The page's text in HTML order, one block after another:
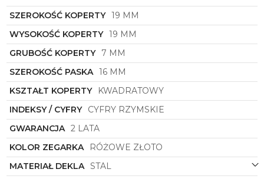
Zegarek DamskiMichael Kors
narzędzie do mierzenia czasu, to również wyraz
Twojego osobistego stylu i klasy. Jeśli cenisz sobie
wysoką jakość, modny design i ponadczasową
elegancję, ten zegarek spełni wszystkie Twoje
oczekiwania. Daj sobie luksus i styl z zegarkiem
Michael Kors MK4932z kolekcji Georgie.
SZEROKOŚĆ KOPERTY 19 MM
WYSOKOŚĆ KOPERTY 19 MM
GRUBOŚĆ KOPERTY 7 MM
SZEROKOŚĆ PASKA 16 MM
KSZTAŁT KOPERTY
KWADRATOWY
INDEKSY / CYFRY CYFRY RZYMSKIE
GWARANCJA 2 LATA
KOLOR ZEGARKA
RÓŻOWE ZŁOTO
MATERIAŁ DEKLA STAL